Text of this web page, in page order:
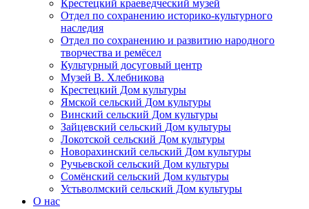
Крестецкий краеведческий музей
Отдел по сохранению историко-культурного
наследия
Отдел по сохранению и развитию народного
творчества и ремёсел
Культурный досуговый центр
Музей В. Хлебникова
Крестецкий Дом культуры
Ямской сельский Дом культуры
Винский сельский Дом культуры
Зайцевский сельский Дом культуры
Локотской сельский Дом культуры
Новорахинский сельский Дом культуры
Ручьевской сельский Дом культуры
Сомёнский сельский Дом культуры
Устьволмский сельский Дом культуры
О нас